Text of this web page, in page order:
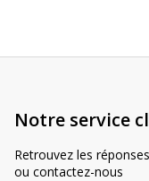
Notre service
Retrouvez les
ou contactez-nous